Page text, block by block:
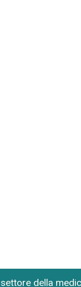
della